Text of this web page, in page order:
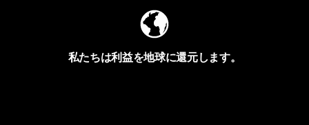
私たちは利益を地球に還元します。